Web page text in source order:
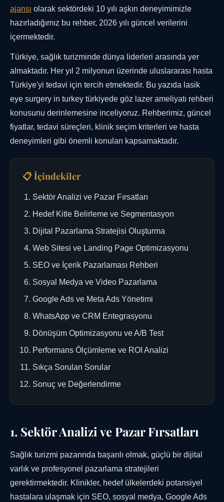
ajansı olarak sektördeki 10 yılı aşkın deneyimimizle
hazırladığımız bu rehber, 2026 yılı güncel verilerini
içermektedir.
Türkiye, sağlık turizminde dünya liderleri arasında yer
almaktadır. Her yıl 2 milyonun üzerinde uluslararası hasta
Türkiye'yi tedavi için tercih etmektedir. Bu yazıda lasik
eye surgery in turkey türkiyede göz lazer ameliyatı rehberi
konusunu derinlemesine inceliyoruz. Rehberimiz, güncel
fiyatlar, tedavi süreçleri, klinik seçim kriterleri ve hasta
deneyimleri gibi önemli konuları kapsamaktadır.
📋 İçindekiler
Sektör Analizi ve Pazar Fırsatları
Hedef Kitle Belirleme ve Segmentasyon
Dijital Pazarlama Stratejisi Oluşturma
Web Sitesi ve Landing Page Optimizasyonu
SEO ve İçerik Pazarlaması Rehberi
Sosyal Medya ve Video Pazarlama
Google Ads ve Meta Ads Yönetimi
WhatsApp ve CRM Entegrasyonu
Dönüşüm Optimizasyonu ve A/B Test
Performans Ölçümleme ve ROI Analizi
Sıkça Sorulan Sorular
Sonuç ve Değerlendirme
1. Sektör Analizi ve Pazar Fırsatları
Sağlık turizmi pazarında başarılı olmak, güçlü bir dijital
varlık ve profesyonel pazarlama stratejileri
gerektirmektedir. Klinikler, hedef ülkelerdeki potansiyel
hastalara ulaşmak için SEO, sosyal medya, Google Ads